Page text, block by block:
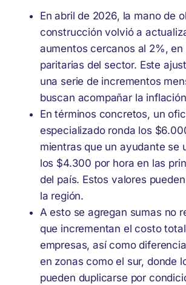
En abril de 2026, la mano de
construcción volvió a
aumentos cercanos al 2%, en
paritarias del sector. Este
una serie de incrementos
buscan acompañar la
En términos concretos, un
especializado ronda los
mientras que un ayudante se
los $4.300 por hora en las
del país. Estos valores
la región.
A esto se agregan sumas no
que incrementan el costo
empresas, así como
en zonas como el sur, donde
pueden duplicarse por